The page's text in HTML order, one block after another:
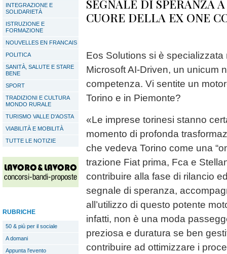
INTEGRAZIONE E
SOLIDARIETÀ
ISTRUZIONE E
FORMAZIONE
NOUVELLES EN FRANCAIS
POLITICA
SANITÀ, SALUTE E STARE
BENE
SPORT
TRADIZIONI E CULTURA
MONDO RURALE
TURISMO VALLE D'AOSTA
VIABILITÀ E MOBILITÀ
TUTTE LE NOTIZIE
RUBRICHE
50 & più per il sociale
A domani
Appunta l'evento
SEGNALE DI SPERANZA
CUORE DELLA EX ONE
Eos Solutions si è specializzata
Microsoft AI-Driven, un unicum
competenza. Vi sentite un
Torino e in Piemonte?
«Le imprese torinesi stanno
momento di profonda
che vedeva Torino come una
trazione Fiat prima, Fca e
contribuire alla fase di rilancio
segnale di speranza,
all’utilizzo di questo potente
infatti, non è una moda
preziosa e duratura se ben
contribuire ad ottimizzare i